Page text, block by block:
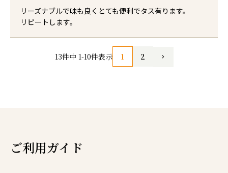
リーズナブルで味も良くとても便利でタス有ります。
リピートします。
13件中 1-10件表示 1 2
ご利用ガイド